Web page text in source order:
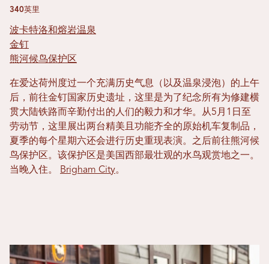
340英里
波卡特洛和熔岩温泉
金钉
熊河候鸟保护区
在爱达荷州度过一个充满历史气息（以及温泉浸泡）的上午
后，前往金钉国家历史遗址，这里是为了纪念所有为修建横
贯大陆铁路而辛勤付出的人们的毅力和才华。从5月1日至
劳动节，这里展出两台精美且功能齐全的原始机车复制品，
夏季的每个星期六还会进行历史重现表演。之后前往熊河候
鸟保护区。该保护区是美国西部最壮观的水鸟观赏地之一。
当晚入住。
Brigham City。